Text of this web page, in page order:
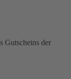
Gutscheins der